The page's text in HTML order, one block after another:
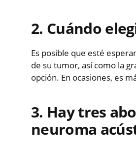
2. Cuándo
Es posible que esté
de su tumor, así como la
opción. En ocasiones, es
3. Hay tres
neuroma